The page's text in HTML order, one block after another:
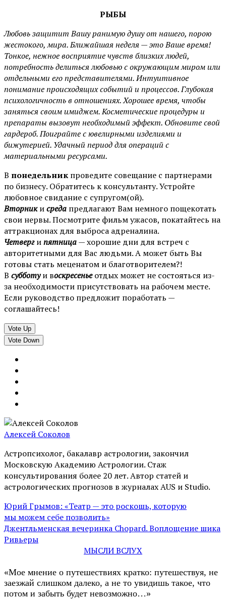
РЫБЫ
Любовь защитит Вашу ранимую душу от нашего, порою
жестокого, мира. Ближайшая неделя — это Ваше время!
Тонкое, нежное восприятие чувств близких людей,
потребность делиться любовью с окружающим миром или
отдельными его представителями. Интуитивное
понимание происходящих событий и процессов. Глубокая
психологичность в отношениях. Хорошее время, чтобы
заняться своим имиджем. Косметические процедуры и
препараты вызовут необходимый эффект. Обновите свой
гардероб. Поиграйте с ювелирными изделиями и
бижутерией. Удачный период для операций с
материальными ресурсами.
В понедельникпроведите совещание с партнерами
по бизнесу. Обратитесь к консультанту. Устройте
любовное свидание с супругом(ой).
Вторникисреда предлагают Вам немного пощекотать
свои нервы. Посмотрите фильм ужасов, покатайтесь на
аттракционах для выброса адреналина.
Четвергипятница— хорошие дни для встреч с
авторитетными для Вас людьми. А может быть Вы
готовы стать меценатом и благотворителем?!
В субботуи воскресеньеотдых может не состояться из-
за необходимости присутствовать на рабочем месте.
Если руководство предложит поработать —
соглашайтесь!
Vote Up
Vote Down
Алексей Соколов
Астропсихолог, бакалавр астрологии, закончил
Московскую Академию Астрологии. Стаж
консультирования более 20 лет. Автор статей и
астрологических прогнозов в журналах AUS и Studio.
Юрий Грымов: «Театр — это роскошь, которую
мы можем себе позволить»
Джентльменская вечеринка Chopard. Воплощение шика
Ривьеры
МЫСЛИ ВСЛУХ
«Мое мнение о путешествиях кратко: путешествуя, не
заезжай слишком далеко, а не то увидишь такое, что
потом и забыть будет невозможно…»